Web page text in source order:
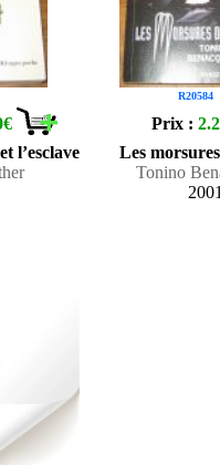
l’esclave
R20584
Prix :
Les
Tonino
2001